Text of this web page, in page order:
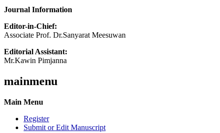
Journal Information
Editor-in-Chief:
Associate Prof. Dr.Sanyarat Meesuwan
Editorial Assistant:
Mr.Kawin Pimjanna
mainmenu
Main Menu
Register
Submit or Edit Manuscript